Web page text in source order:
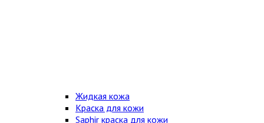
Жидкая кожа
Краска для кожи
Saphir краска для кожи